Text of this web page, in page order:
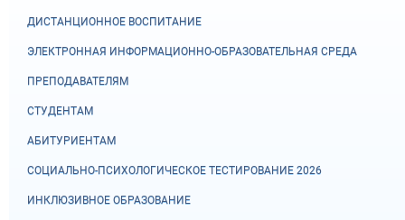
ДИСТАНЦИОННОЕ ВОСПИТАНИЕ
ЭЛЕКТРОННАЯ ИНФОРМАЦИОННО-ОБРАЗОВАТЕЛЬНАЯ СРЕДА
ПРЕПОДАВАТЕЛЯМ
СТУДЕНТАМ
АБИТУРИЕНТАМ
СОЦИАЛЬНО-ПСИХОЛОГИЧЕСКОЕ ТЕСТИРОВАНИЕ 2026
ИНКЛЮЗИВНОЕ ОБРАЗОВАНИЕ